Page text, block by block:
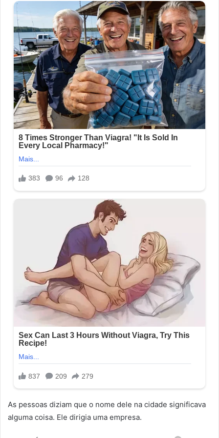
As pessoas diziam que o nome dele na cidade significava
alguma coisa. Ele dirigia uma empresa.